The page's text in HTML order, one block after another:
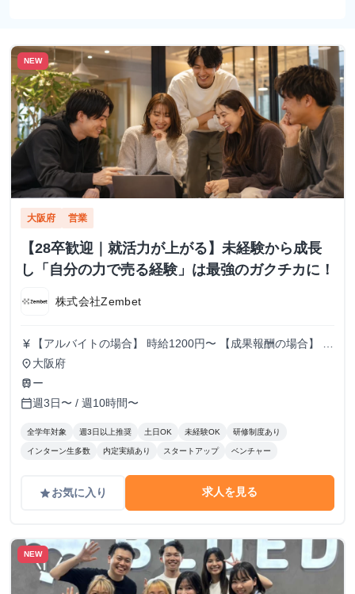
NEW
大阪府 営業
【28卒歓迎｜就活力が上がる】未経験から成長
し「自分の力で売る経験」は最強のガクチカに！
株式会社Zembet
currency_yen
【アルバイトの場合】 時給1200円〜 【成果報酬の場合】 ✔︎
1件成約あたり3万円 ✔︎ 最大4万円まで単価アップ 業界でも
で月30〜50万円を作る”経験ができます。
place 大阪府
train ー
calendar_today週3日〜 / 週10時間〜
全学年対象 週3日以上推奨 土日OK 未経験OK 研修制度あり
インターン生多数 内定実績あり スタートアップ ベンチャー
gradeお気に入り 求人を見る
NEW